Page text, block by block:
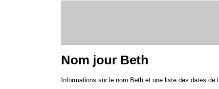
Nom jour Beth
Informations sur le nom Beth et une liste des dates